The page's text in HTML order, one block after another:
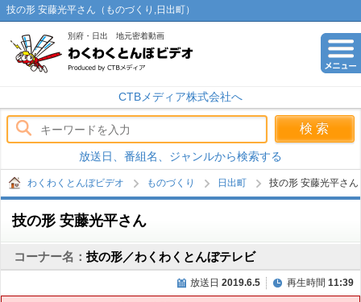
技の形 安藤光平さん（ものづくり,日出町）
別府・日出 地元密着動画
CTBメディア株式会社へ
放送日、番組名、ジャンルから検索する
わくわくとんぼビデオ ものづくり 日出町 技の形 安藤光平さん
技の形 安藤光平さん
コーナー名： 技の形／わくわくとんぼテレビ
放送日 2019.6.5 再生時間 11:39